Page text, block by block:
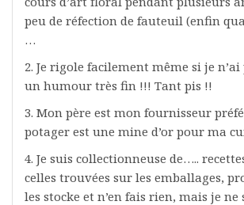
peu de réfection de fauteuil (enfin
…
2. Je rigole facilement même si je
un humour très fin !!! Tant pis !!
3. Mon père est mon fournisseur
potager est une mine d’or pour ma
4. Je suis collectionneuse de…..
celles trouvées sur les emballages,
les stocke et n’en fais rien, mais je ne